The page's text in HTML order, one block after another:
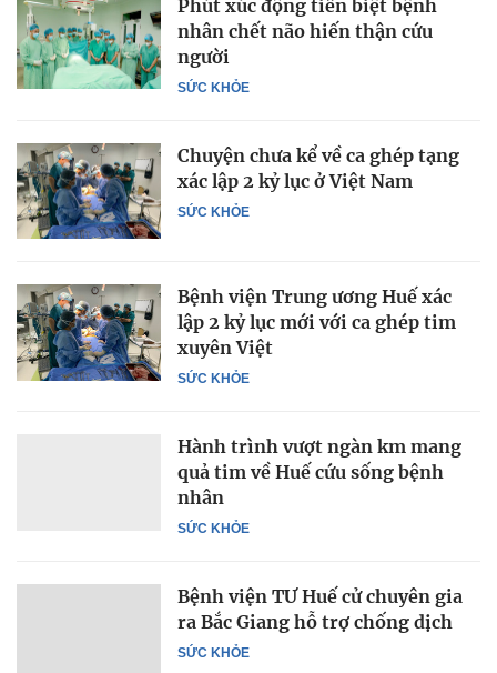
SỨC KHỎE
Phút xúc động tiễn biệt bệnh
nhân chết não hiến thận cứu
người
SỨC KHỎE
Chuyện chưa kể về ca ghép tạng
xác lập 2 kỷ lục ở Việt Nam
SỨC KHỎE
Bệnh viện Trung ương Huế xác
lập 2 kỷ lục mới với ca ghép tim
xuyên Việt
SỨC KHỎE
Hành trình vượt ngàn km mang
quả tim về Huế cứu sống bệnh
nhân
SỨC KHỎE
Bệnh viện TƯ Huế cử chuyên gia
ra Bắc Giang hỗ trợ chống dịch